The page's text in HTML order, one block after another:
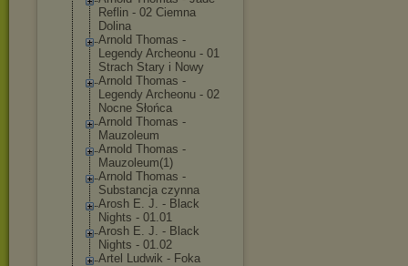
Reflin - 02 Ciemna
Dolina
Arnold Thomas -
Legendy Archeonu - 01
Strach Stary i Nowy
Arnold Thomas -
Legendy Archeonu - 02
Nocne Słońca
Arnold Thomas -
Mauzoleum
Arnold Thomas -
Mauzoleum(1)
Arnold Thomas -
Substancja czynna
Arosh E. J. - Black
Nights - 01.01
Arosh E. J. - Black
Nights - 01.02
Artel Ludwik - Foka